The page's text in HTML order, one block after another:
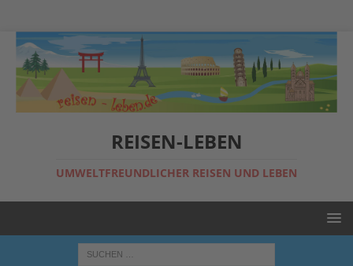
REISEN-LEBEN
UMWELTFREUNDLICHER REISEN UND LEBEN